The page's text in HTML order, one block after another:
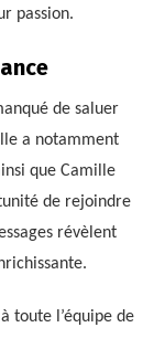
passion.
de saluer
a notamment
que Camille
de rejoindre
révèlent
toute l’équipe de